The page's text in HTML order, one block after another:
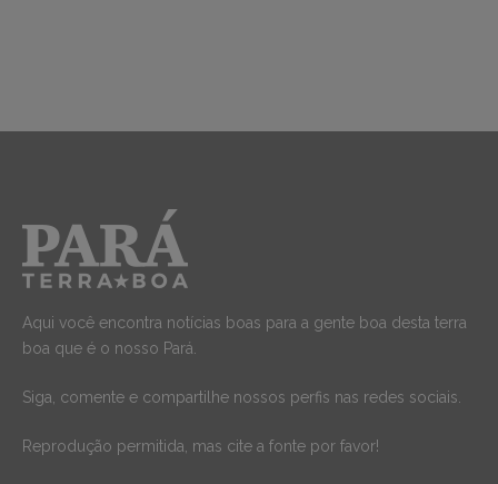
Aqui você encontra notícias boas para a gente boa desta terra
boa que é o nosso Pará.
Siga, comente e compartilhe nossos perfis nas redes sociais.
Reprodução permitida, mas cite a fonte por favor!